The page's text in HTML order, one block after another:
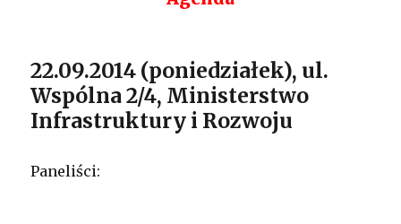
22.09.2014 (poniedziałek), ul.
Wspólna 2/4, Ministerstwo
Infrastruktury i Rozwoju
Paneliści: